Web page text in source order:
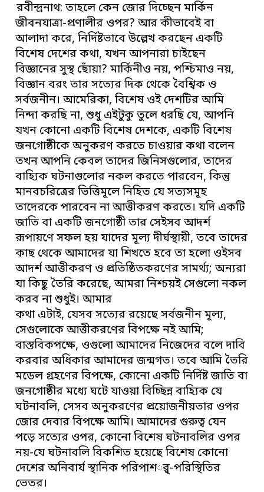
রবীন্দ্রনাথ: তাহলে কেন জোর দিচ্ছেন মার্কিন
জীবনযাত্রা-প্রণালীর ওপর? আর কীভাবেই বা
আলাদা করে, নির্দিষ্টভাবে উল্লেখ করছেন একটি
বিশেষ দেশের কথা, যখন আপনারা চাইছেন
বিজ্ঞানের সুস্থ ছোঁয়া? মার্কিনীও নয়, পশ্চিমাও নয়,
বিজ্ঞান বরং তার সত্যের দিক থেকে বৈশ্বিক ও
সর্বজনীন। আমেরিকা, বিশেষ ওই দেশটির আমি
নিন্দা করছি না, শুধু এইটুকু তুলে ধরছি যে, আপনি
যখন কোনো একটি বিশেষ দেশকে, একটি বিশেষ
জনগোষ্ঠীকে অনুকরণ করতে চাওয়ার কথা বলেন
তখন আপনি কেবল তাদের জিনিসগুলোর, তাদের
বাহ্যিক ঘটনাগুলোর নকল করতে পারবেন, কিন্তু
মানবচরিত্রের ভিত্তিমূলে নিহিত যে সত্যসমূহ
তাদেরকে পারবেন না আত্তীকরণ করতে। যদি একটি
জাতি বা একটি জনগোষ্ঠী তার সেইসব আদর্শ
রূপায়ণে সফল হয় যাদের মূল্য দীর্ঘস্থায়ী, তবে তাদের
কাছ থেকে আমাদের যা শিখতে হবে তা হলো ওইসব
আদর্শ আত্তীকরণ ও প্রতিষ্ঠিতকরণের সামর্থ্য; অন্যরা
যা কিছু তৈরি করেছে, আমরা নিশ্চয়ই সেগুলো নকল
করব না শুধুই। আমার
কথা এটাই, যেসব সত্যের রয়েছে সর্বজনীন মূল্য,
সেগুলোকে আত্তীকরণের বিপক্ষে নই আমি;
বাস্তবিকপক্ষে, ওগুলো আমাদের নিজেদের বলে দাবি
করবার অধিকার আমাদের জন্মগত। তবে আমি তৈরি
মডেল গ্রহণের বিপক্ষে, কোনো একটি নির্দিষ্ট জাতি বা
জনগোষ্ঠীর মধ্যে ঘটে যাওয়া বিচ্ছিন্ন বাহ্যিক যে
ঘটনাবলি, সেসব অনুকরণের প্রয়োজনীয়তার ওপর
জোর দেবার বিপক্ষে আমি। আমাদের গুরুত্ব যেন
পড়ে সত্যের ওপর, কোনো বিশেষ ঘটনাবলির ওপর
নয়-যে ঘটনাবলি বিকশিত হয়েছে বিশেষ কোনো
দেশের অনিবার্য স্থানিক পরিপাশর্্ব-পরিস্থিতির
ভেতর।